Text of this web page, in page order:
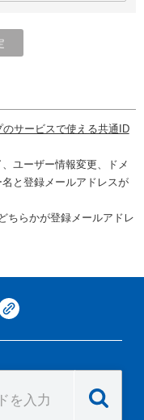
サービスで使える共通ID
ユーザー情報変更、ドメ
と登録メールアドレスが
ちらかが登録メールアドレ
copy